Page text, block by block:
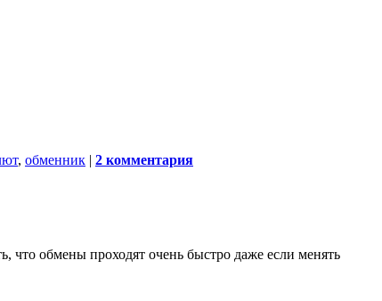
, обменник | 2 комментария
что обмены проходят очень быстро даже если менять